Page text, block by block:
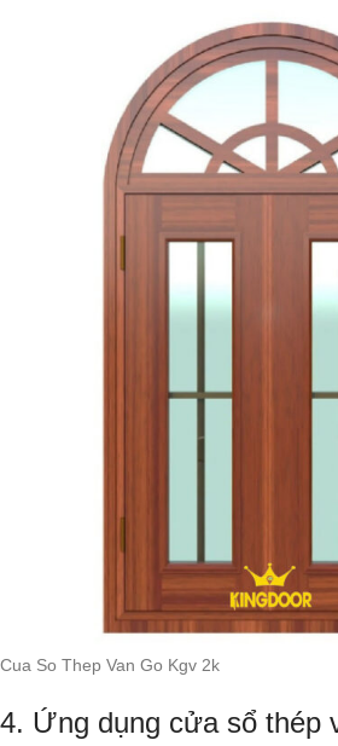
Cua So Thep Van Go Kgv 2k
4. Ứng dụng cửa sổ thép